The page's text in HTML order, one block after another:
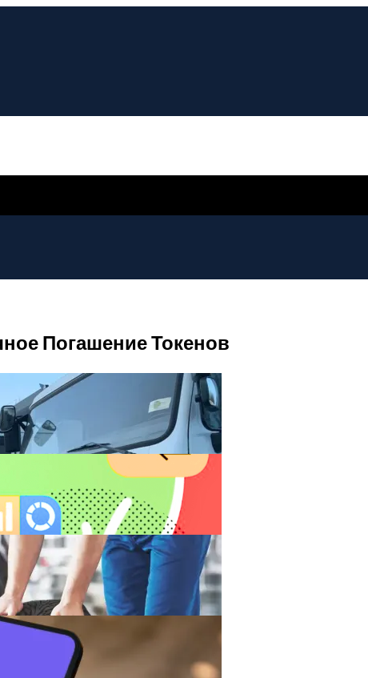
Налог На Изъятые В Украине Автомобили
Погашение Токенов